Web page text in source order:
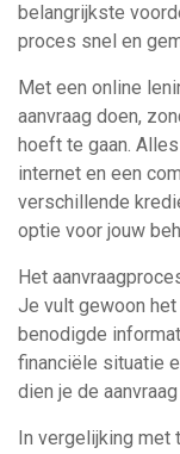
belangrijkste
proces snel en
Met een online
aanvraag doen,
hoeft te gaan.
internet en een
verschillende
optie voor jouw
Het
Je vult gewoon
benodigde
financiële situatie
dien je de
In vergelijking met